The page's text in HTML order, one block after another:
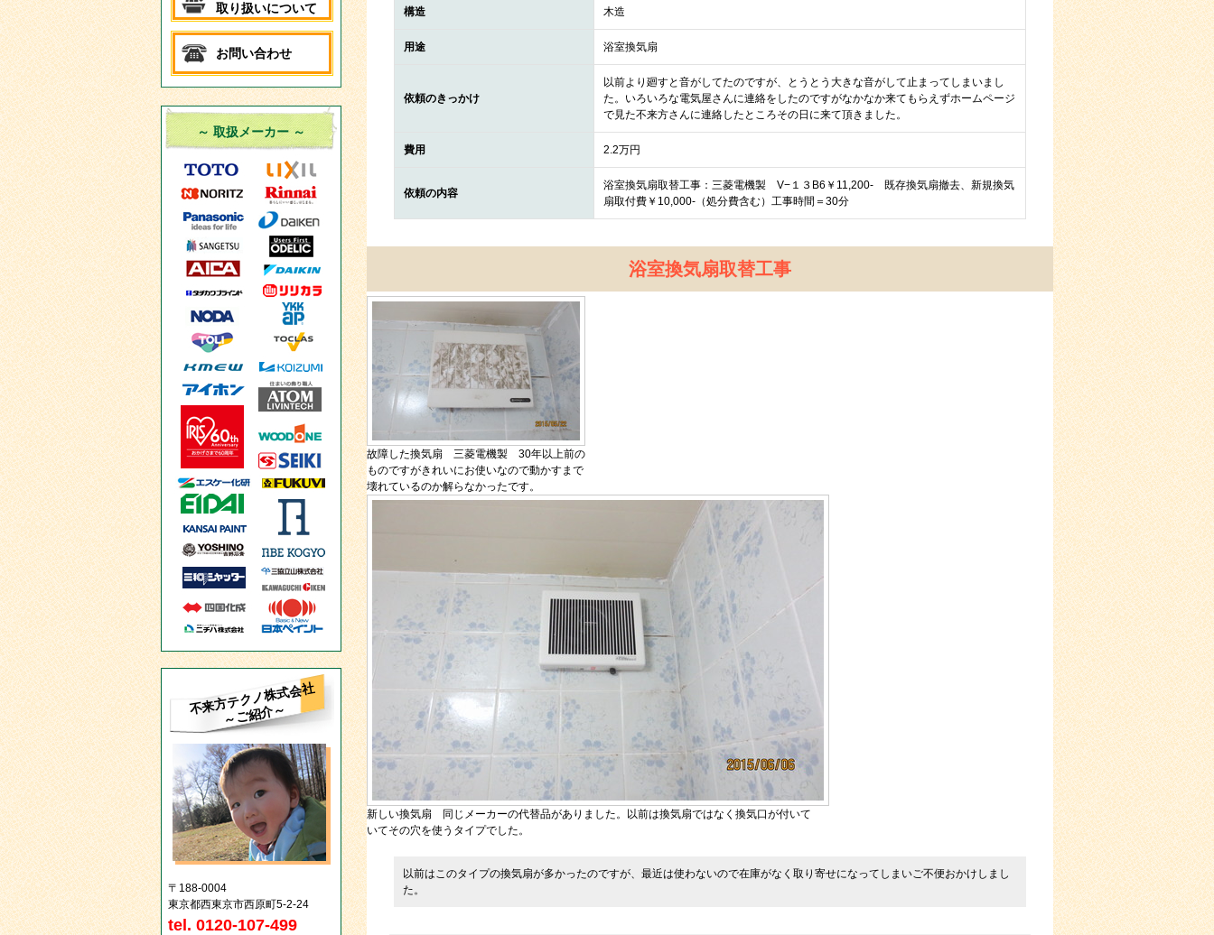
構造 木造
用途 浴室換気扇
依頼のきっかけ
以前より廻すと音がしてたのですが、とうとう大きな音がして止まってしまいまし
た。いろいろな電気屋さんに連絡をしたのですがなかなか来てもらえずホームページ
で見た不来方さんに連絡したところその日に来て頂きました。
費用 2.2万円
依頼の内容
浴室換気扇取替工事：三菱電機製 V−１３B6￥11,200- 既存換気扇撤去、新規換気
扇取付費￥10,000-（処分費含む）工事時間＝30分
浴室換気扇取替工事
故障した換気扇 三菱電機製 30年以上前の
ものですがきれいにお使いなので動かすまで
壊れているのか解らなかったです。
新しい換気扇 同じメーカーの代替品がありました。以前は換気扇ではなく換気口が付いて
いてその穴を使うタイプでした。
以前はこのタイプの換気扇が多かったのですが、最近は使わないので在庫がなく取り寄せになってしまいご不便おかけしまし
た。
取り扱いについて
お問い合わせ
～ 取扱メーカー ～
不来方テクノ株式会社
～ご紹介～
〒188-0004
東京都西東京市西原町5-2-24
tel. 0120-107-499